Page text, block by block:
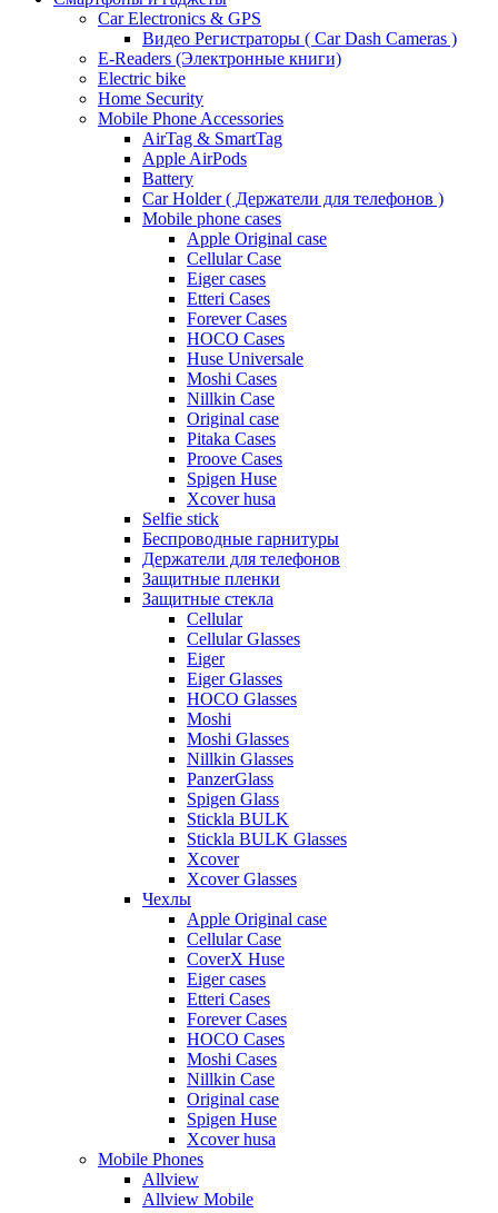
Car Electronics & GPS
Видео Регистраторы ( Car Dash Cameras )
E-Readers (Электронные книги)
Electric bike
Home Security
Mobile Phone Accessories
AirTag & SmartTag
Apple AirPods
Battery
Car Holder ( Держатели для телефонов )
Mobile phone cases
Apple Original case
Cellular Case
Eiger cases
Etteri Cases
Forever Cases
HOCO Cases
Huse Universale
Moshi Cases
Nillkin Case
Original case
Pitaka Cases
Proove Cases
Spigen Huse
Xcover husa
Selfie stick
Беспроводные гарнитуры
Держатели для телефонов
Защитные пленки
Защитные стекла
Cellular
Cellular Glasses
Eiger
Eiger Glasses
HOCO Glasses
Moshi
Moshi Glasses
Nillkin Glasses
PanzerGlass
Spigen Glass
Stickla BULK
Stickla BULK Glasses
Xcover
Xcover Glasses
Чехлы
Apple Original case
Cellular Case
CoverX Huse
Eiger cases
Etteri Cases
Forever Cases
HOCO Cases
Moshi Cases
Nillkin Case
Original case
Spigen Huse
Xcover husa
Mobile Phones
Allview
Allview Mobile